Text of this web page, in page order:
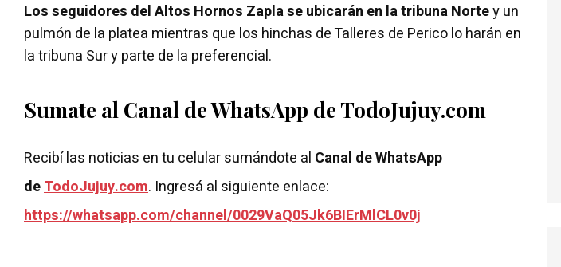
Los seguidores del Altos Hornos Zapla se ubicarán en la tribuna Nortey un
pulmón de la platea mientras que los hinchas de Talleres de Perico lo harán en
la tribuna Sur y parte de la preferencial.
Sumate al Canal de WhatsApp de TodoJujuy.com
Recibí las noticias en tu celular sumándote al Canal de WhatsApp
deTodoJujuy.com. Ingresá al siguiente enlace:
https://whatsapp.com/channel/0029VaQ05Jk6BIErMlCL0v0j